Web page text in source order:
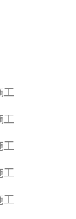
工
工
工
工
工